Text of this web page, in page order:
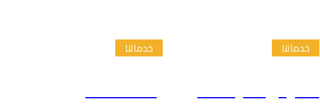
خدماتنا
تلخيص الدراسات
خدماتنا
إعداد الاطار